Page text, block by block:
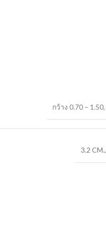
กว้าง 0.70 – 1.50,
3.2 CM.,